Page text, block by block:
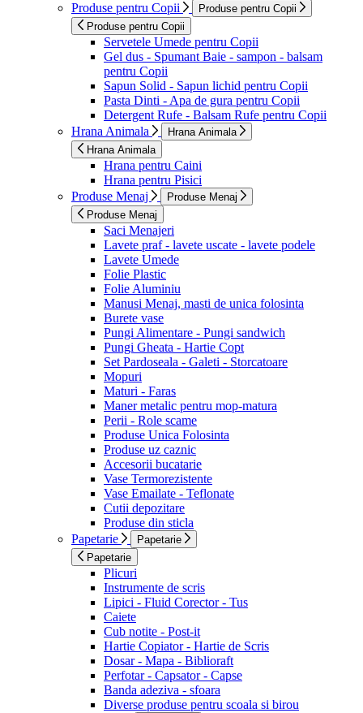
Produse pentru Copii
Produse pentru Copii
Produse pentru Copii
Servetele Umede pentru Copii
Gel dus - Spumant Baie - sampon - balsam
pentru Copii
Sapun Solid - Sapun lichid pentru Copii
Pasta Dinti - Apa de gura pentru Copii
Detergent Rufe - Balsam Rufe pentru Copii
Hrana Animala
Hrana Animala
Hrana Animala
Hrana pentru Caini
Hrana pentru Pisici
Produse Menaj
Produse Menaj
Produse Menaj
Saci Menajeri
Lavete praf - lavete uscate - lavete podele
Lavete Umede
Folie Plastic
Folie Aluminiu
Manusi Menaj, masti de unica folosinta
Burete vase
Pungi Alimentare - Pungi sandwich
Pungi Gheata - Hartie Copt
Set Pardoseala - Galeti - Storcatoare
Mopuri
Maturi - Faras
Maner metalic pentru mop-matura
Perii - Role scame
Produse Unica Folosinta
Produse uz caznic
Accesorii bucatarie
Vase Termorezistente
Vase Emailate - Teflonate
Cutii depozitare
Produse din sticla
Papetarie
Papetarie
Papetarie
Plicuri
Instrumente de scris
Lipici - Fluid Corector - Tus
Caiete
Cub notite - Post-it
Hartie Copiator - Hartie de Scris
Dosar - Mapa - Biblioraft
Perfotar - Capsator - Capse
Banda adeziva - sfoara
Diverse produse pentru scoala si birou